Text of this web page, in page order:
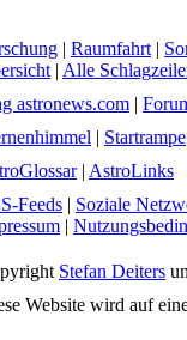
| Raumfahrt |
| Alle
astronews.com |
| Startrampe
| AstroLinks
Feeds | Soziale
|
Stefan Deiters
Website wird auf